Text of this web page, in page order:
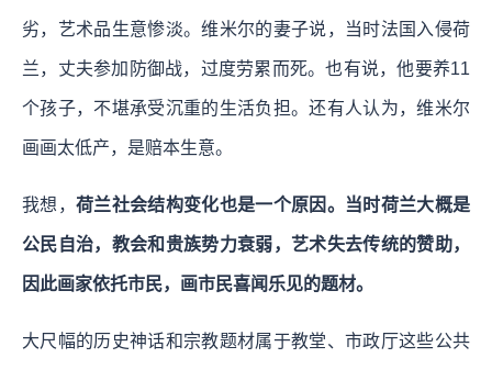
劣，艺术品生意惨淡。维米尔的妻子说，当时法国入侵荷
兰，丈夫参加防御战，过度劳累而死。也有说，他要养11
个孩子，不堪承受沉重的生活负担。还有人认为，维米尔
画画太低产，是赔本生意。
我想， 荷兰社会结构变化也是一个原因。当时荷兰大概是
公民自治，教会和贵族势力衰弱，艺术失去传统的赞助，
因此画家依托市民，画市民喜闻乐见的题材。
大尺幅的历史神话和宗教题材属于教堂、市政厅这些公共